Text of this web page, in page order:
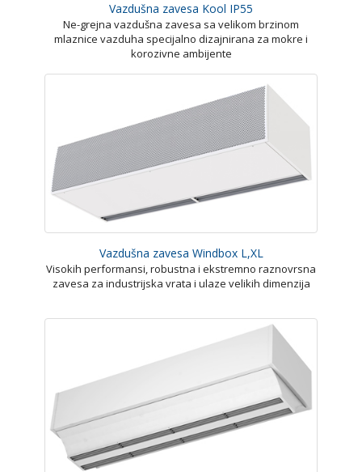
Vazdušna zavesa Kool IP55
Ne-grejna vazdušna zavesa sa velikom brzinom
mlaznice vazduha specijalno dizajnirana za mokre i
korozivne ambijente
Vazdušna zavesa Windbox L,XL
Visokih performansi, robustna i ekstremno raznovrsna
zavesa za industrijska vrata i ulaze velikih dimenzija